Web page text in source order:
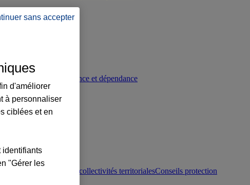
Conseils prévoyance et dépendance
Protection juridique collectivités territorialesConseils protection
sans accepter
d'améliorer
à personnaliser
ciblées et en
identifiants
"Gérer les